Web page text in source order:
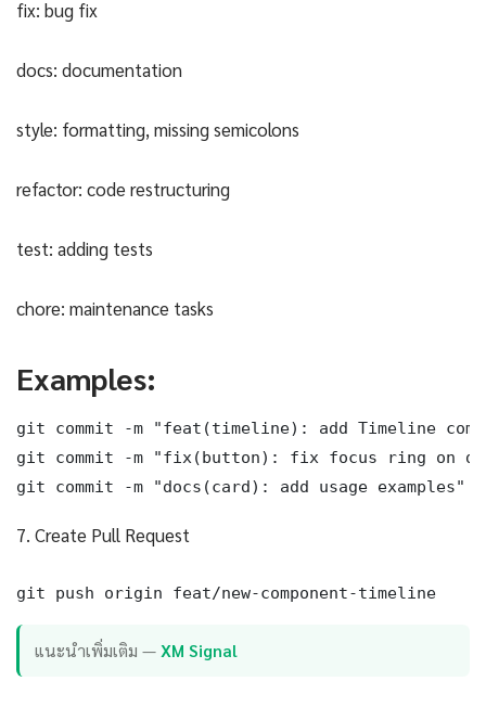
fix: bug fix
docs: documentation
style: formatting, missing semicolons
refactor: code restructuring
test: adding tests
chore: maintenance tasks
Examples:
git commit -m "feat(timeline): add Timeline
git commit -m "fix(button): fix focus ring on
git commit -m "docs(card): add usage examples"
7. Create Pull Request
git push origin feat/new-component-timeline
แนะนำเพิ่มเติม —XM Signal